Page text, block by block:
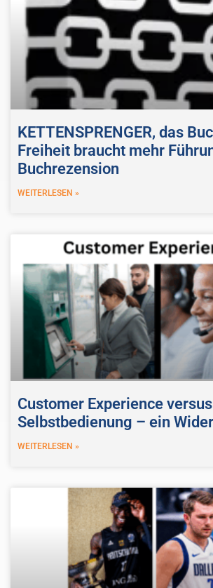
KETTENSPRENGER, das
Freiheit braucht mehr
Buchrezension
WEITERLESEN »
Customer Experience versus
Selbstbedienung – ein
WEITERLESEN »